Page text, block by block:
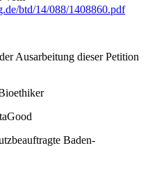
btd/14/088/1408860.pdf
Ausarbeitung dieser Petition
Baden-